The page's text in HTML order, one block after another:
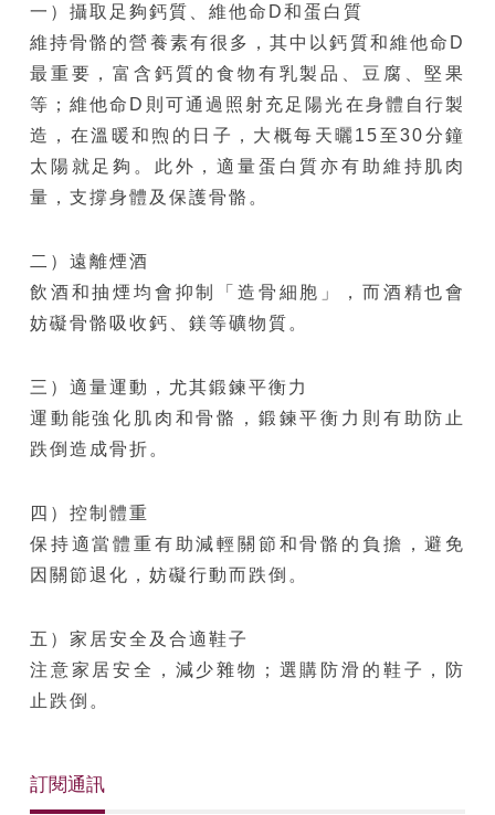
一）攝取足夠鈣質、維他命D和蛋白質
維持骨骼的營養素有很多，其中以鈣質和維他命D
最重要，富含鈣質的食物有乳製品、豆腐、堅果
等；維他命D則可通過照射充足陽光在身體自行製
造，在溫暖和煦的日子，大概每天曬15至30分鐘
太陽就足夠。此外，適量蛋白質亦有助維持肌肉
量，支撐身體及保護骨骼。
二）遠離煙酒
飲酒和抽煙均會抑制「造骨細胞」，而酒精也會
妨礙骨骼吸收鈣、鎂等礦物質。
三）適量運動，尤其鍛鍊平衡力
運動能強化肌肉和骨骼，鍛鍊平衡力則有助防止
跌倒造成骨折。
四）控制體重
保持適當體重有助減輕關節和骨骼的負擔，避免
因關節退化，妨礙行動而跌倒。
五）家居安全及合適鞋子
注意家居安全，減少雜物；選購防滑的鞋子，防
止跌倒。
訂閱通訊